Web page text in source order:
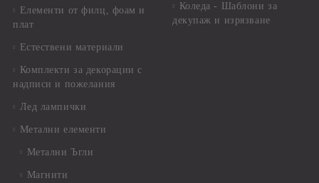
Елементи от филц, фоам и
плат
Естествени материали
Комплекти за декорации с
надписи и пожелания
Лед лампички
Метални елементи
Метални Ъгли
Магнити
Коледа - Шаблони за
декупаж и изрязване